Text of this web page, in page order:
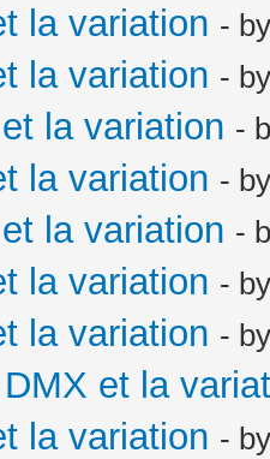
la variation -
la variation -
la variation -
la variation -
la variation -
la variation -
la variation -
et la
la variation -